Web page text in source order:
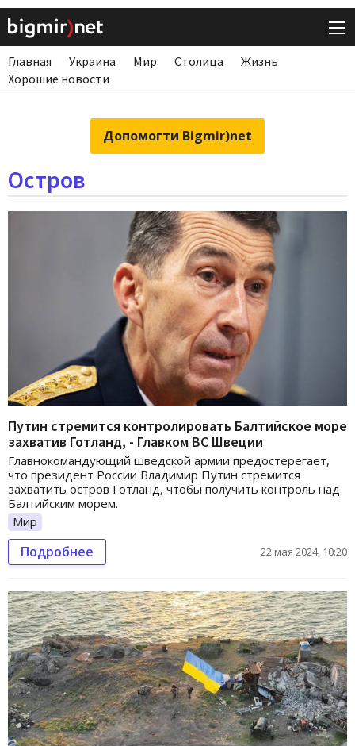
Главная Украина Мир Столица
Жизнь
Хорошие новости
Допомогти Bigmir)net
Остров
Путин стремится контролировать Балтийское море
захватив Готланд, - Главком ВС Швеции
Главнокомандующий шведской армии предостерегает,
что президент России Владимир Путин стремится
захватить остров Готланд, чтобы получить контроль над
Балтийским морем.
Мир
Подробнее 22 мая 2024, 10:20